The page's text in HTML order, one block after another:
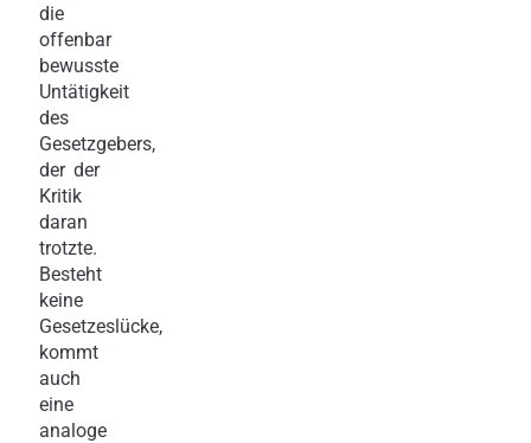
die
offenbar
bewusste
Untätigkeit
des
Gesetzgebers,
der der
Kritik
daran
trotzte.
Besteht
keine
Gesetzeslücke,
kommt
auch
eine
analoge